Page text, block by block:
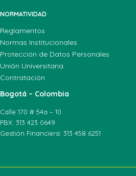
NORMATIVIDAD
Reglamentos
Normas Institucionales
Protección de Datos Personales
Unión Universitaria
Contratación
Bogotá – Colombia
Calle 170 # 54a – 10
PBX: 313 423 0649
Gestión Financiera: 313 458 6251